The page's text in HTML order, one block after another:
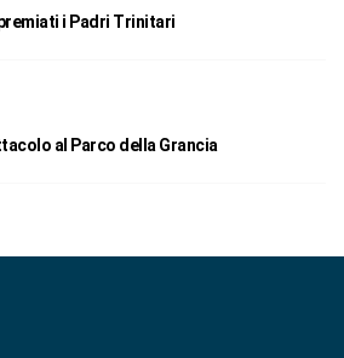
i Padri Trinitari
al Parco della Grancia